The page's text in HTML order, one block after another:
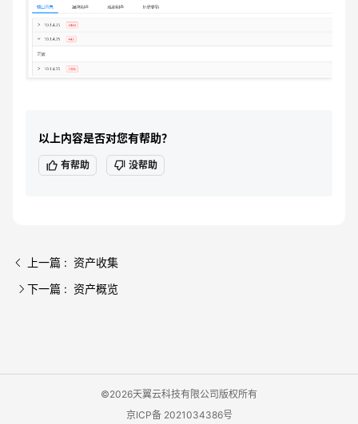
以上内容是否对您有帮助？
有帮助 没帮助
上一篇 : 资产收集
下一篇 : 资产概览
©2026天翼云科技有限公司版权所有
京ICP备 2021034386号